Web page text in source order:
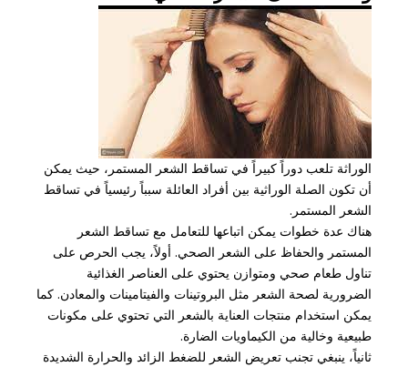
الوراثة تلعب دوراً كبيراً في تساقط الشعر المستمر، حيث يمكن
أن تكون الصلة الوراثية بين أفراد العائلة سبباً رئيسياً في تساقط
الشعر المستمر.
هناك عدة خطوات يمكن اتباعها للتعامل مع تساقط الشعر
المستمر والحفاظ على الشعر الصحي. أولاً، يجب الحرص على
تناول طعام صحي ومتوازن يحتوي على العناصر الغذائية
الضرورية لصحة الشعر مثل البروتينات والفيتامينات والمعادن. كما
يمكن استخدام منتجات العناية بالشعر التي تحتوي على مكونات
طبيعية وخالية من الكيماويات الضارة.
ثانياً، ينبغي تجنب تعريض الشعر للضغط الزائد والحرارة الشديدة